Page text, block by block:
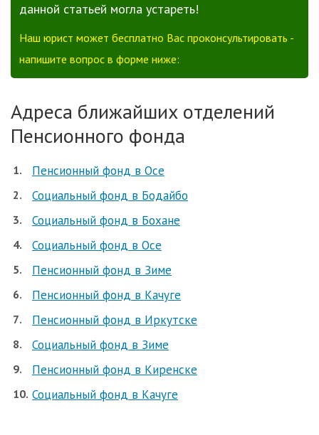
данной статьей могла устареть!
Наш юрист может бесплатно Вас проконсультировать -
напишите вопрос в форме ниже:
Адреса ближайших отделений
Пенсионного фонда
Пенсионный фонд в Осе
Социальный фонд в Бодайбо
Социальный фонд в Бохане
Социальный фонд в Осе
Пенсионный фонд в Зиме
Пенсионный фонд в Качуге
Пенсионный фонд в Иркутске
Социальный фонд в Зиме
Пенсионный фонд в Киренске
Социальный фонд в Качуге